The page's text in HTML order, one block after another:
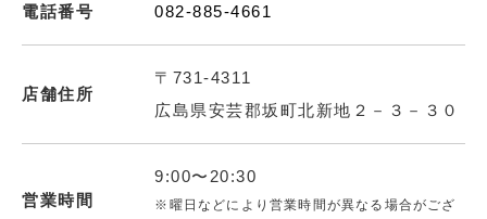
電話番号 082-885-4661
店舗住所
〒731-4311
広島県安芸郡坂町北新地２－３－３０
営業時間
9:00〜20:30
※曜日などにより営業時間が異なる場合がござ